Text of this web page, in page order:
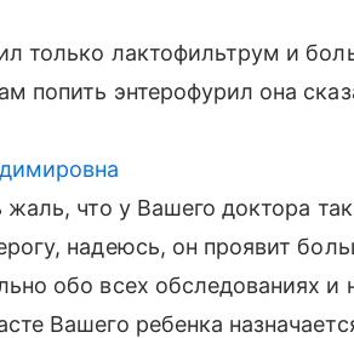
только лактофильтрум и
попить энтерофурил она
жаль, что у Вашего доктора
надеюсь, он проявит
обо всех обследованиях и
Вашего ребенка